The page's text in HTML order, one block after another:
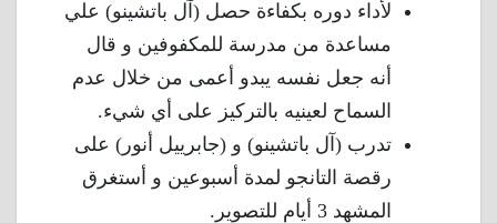
لأداء دوره بكفاءة حصل (آل باتشينو) علي
مساعدة من مدرسة للمكفوفين و قال
أنه جعل نفسه يبدو أعمى من خلال عدم
السماح لعينيه بالتركيز على أي شيء.
تدرب (آل باتشينو) و (جابرييل أنور) على
رقصة التانجو لمدة أسبوعين و أستغرق
المشهد 3 أيام للتصوير.